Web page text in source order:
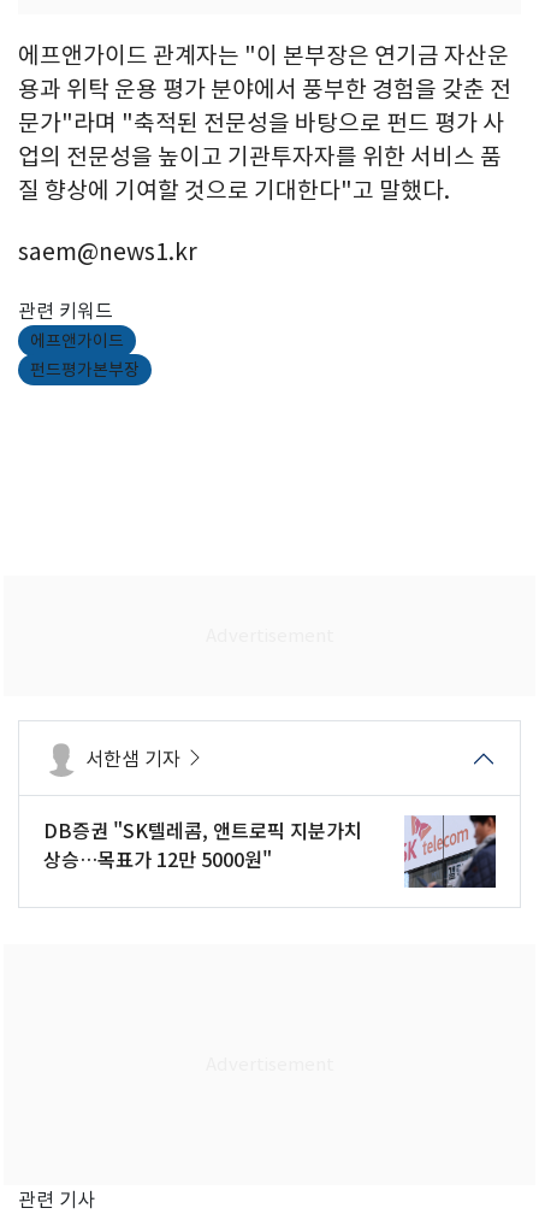
에프앤가이드 관계자는 "이 본부장은 연기금 자산운
용과 위탁 운용 평가 분야에서 풍부한 경험을 갖춘 전
문가"라며 "축적된 전문성을 바탕으로 펀드 평가 사
업의 전문성을 높이고 기관투자자를 위한 서비스 품
질 향상에 기여할 것으로 기대한다"고 말했다.
saem@news1.kr
관련 키워드
에프앤가이드
펀드평가본부장
서한샘 기자
DB증권 "SK텔레콤, 앤트로픽 지분가치
상승…목표가 12만 5000원"
관련 기사